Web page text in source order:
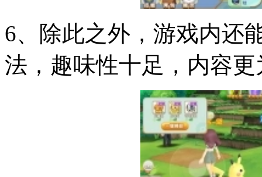
6、除此之外，游戏内还
法，趣味性十足，内容